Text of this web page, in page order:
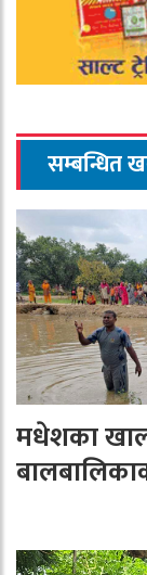
सम्बन्धित
मधेशका